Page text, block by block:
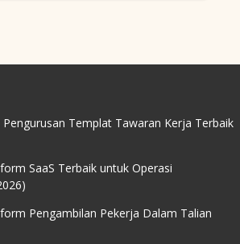
Templat Tawaran Kerja Terbaik
SaaS Terbaik untuk Operasi
Pengambilan Pekerja Dalam Talian